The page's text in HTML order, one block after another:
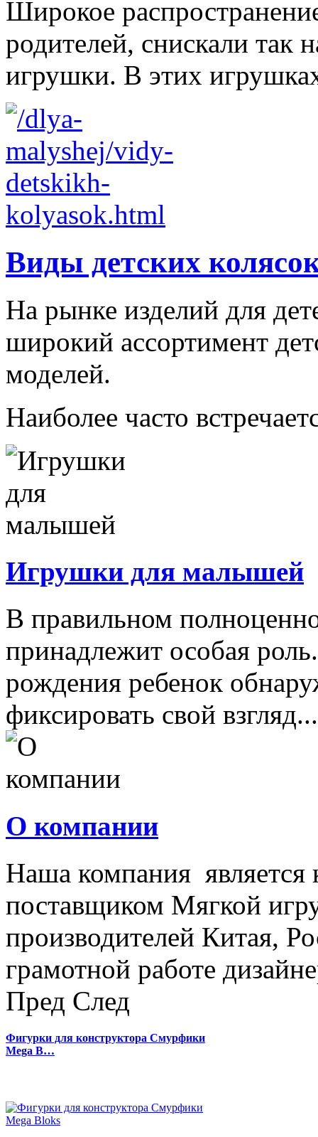
Широкое
родителей, снискали так
игрушки. В этих
Виды детских
На рынке изделий для
широкий ассортимент
моделей.
Наиболее часто
Игрушки для малышей
В правильном
принадлежит особая
рождения ребенок
фиксировать свой взгляд...
О компании
Наша компания
поставщиком Мягкой
производителей Китая,
грамотной работе
Пред След
Фигурки для конструктора Смурфики
Mega B…